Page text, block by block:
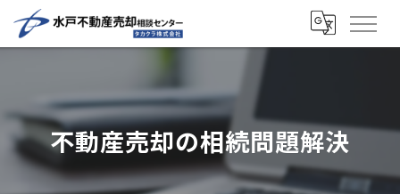
不動産売却の相続問題解決